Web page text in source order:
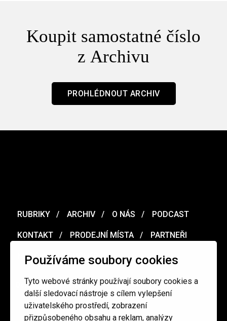
Používáme soubory cookies
Tyto webové stránky používají soubory cookies a
další sledovací nástroje s cílem vylepšení
uživatelského prostředí, zobrazení
přizpůsobeného obsahu a reklam, analýzy
Koupit samostatné číslo
z Archivu
PROHLÉDNOUT ARCHIV
RUBRIKY ARCHIV O NÁS PODCAST
KONTAKT PRODEJNÍ MÍSTA PARTNEŘI
MERCH VOUCHER
Ochrana osobních údajů / Obchodní podmínky